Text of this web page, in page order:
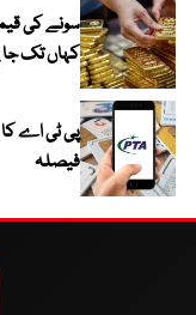
سونے کی
کہاں تک جا
پی ٹی اے کا
فیصلہ